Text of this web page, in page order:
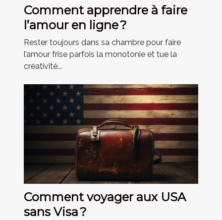
Comment apprendre à faire
l’amour en ligne ?
Rester toujours dans sa chambre pour faire
l’amour frise parfois la monotonie et tue la
créativité...
Comment voyager aux USA
sans Visa ?